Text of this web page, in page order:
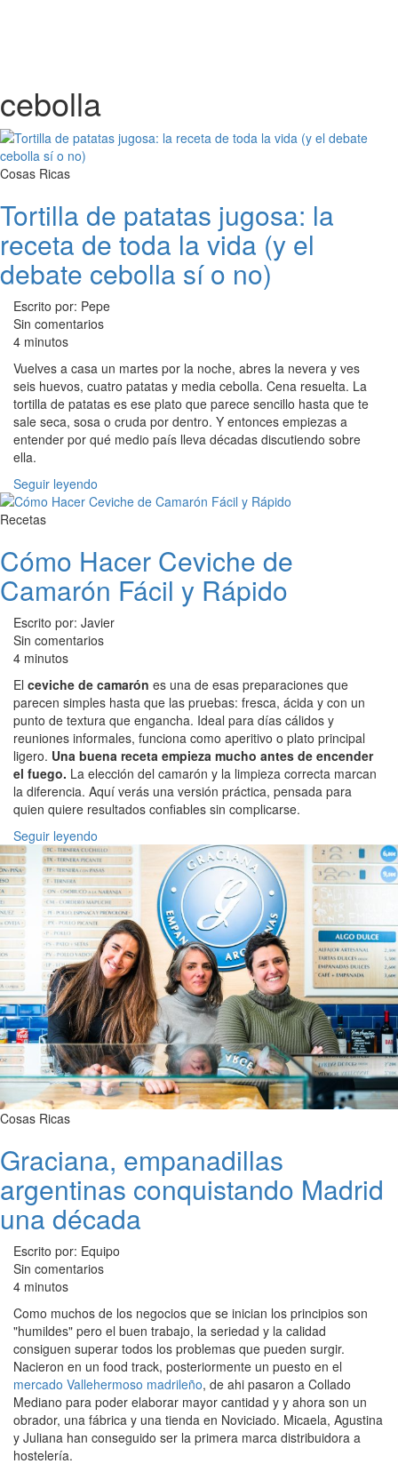
cebolla
Cosas Ricas
Tortilla de patatas jugosa: la
receta de toda la vida (y el
debate cebolla sí o no)
Escrito por: Pepe
Sin comentarios
4 minutos
Vuelves a casa un martes por la noche, abres la nevera y ves
seis huevos, cuatro patatas y media cebolla. Cena resuelta. La
tortilla de patatas es ese plato que parece sencillo hasta que te
sale seca, sosa o cruda por dentro. Y entonces empiezas a
entender por qué medio país lleva décadas discutiendo sobre
ella.
Seguir leyendo
Recetas
Cómo Hacer Ceviche de
Camarón Fácil y Rápido
Escrito por: Javier
Sin comentarios
4 minutos
El ceviche de camarón es una de esas preparaciones que
parecen simples hasta que las pruebas: fresca, ácida y con un
punto de textura que engancha. Ideal para días cálidos y
reuniones informales, funciona como aperitivo o plato principal
ligero. Una buena receta empieza mucho antes de encender
el fuego. La elección del camarón y la limpieza correcta marcan
la diferencia. Aquí verás una versión práctica, pensada para
quien quiere resultados confiables sin complicarse.
Seguir leyendo
Cosas Ricas
Graciana, empanadillas
argentinas conquistando Madrid
una década
Escrito por: Equipo
Sin comentarios
4 minutos
Como muchos de los negocios que se inician los principios son
"humildes" pero el buen trabajo, la seriedad y la calidad
consiguen superar todos los problemas que pueden surgir.
Nacieron en un food track, posteriormente un puesto en el
mercado Vallehermoso madrileño, de ahi pasaron a Collado
Mediano para poder elaborar mayor cantidad y y ahora son un
obrador, una fábrica y una tienda en Noviciado. Micaela, Agustina
y Juliana han conseguido ser la primera marca distribuidora a
hostelería.